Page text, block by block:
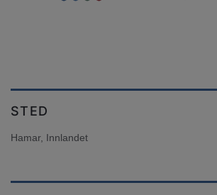
STED
Hamar, Innlandet